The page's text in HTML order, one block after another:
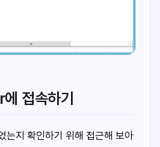
접속하기
는지 확인하기 위해 접근해 보아